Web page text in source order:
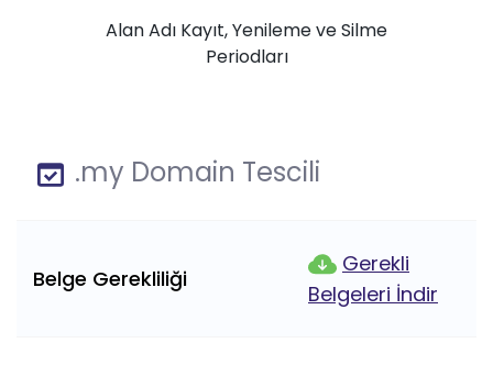
Alan Adı Kayıt, Yenileme ve Silme
Periodları
.my Domain Tescili
Belge Gerekliliği
Gerekli
Belgeleri İndir